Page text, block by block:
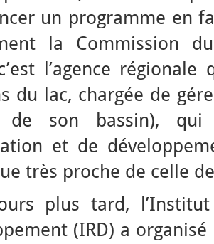
un programme en
la Commission
l’agence
du lac, chargée de
de son bassin),
et de
très proche de celle
plus tard,
(IRD) a